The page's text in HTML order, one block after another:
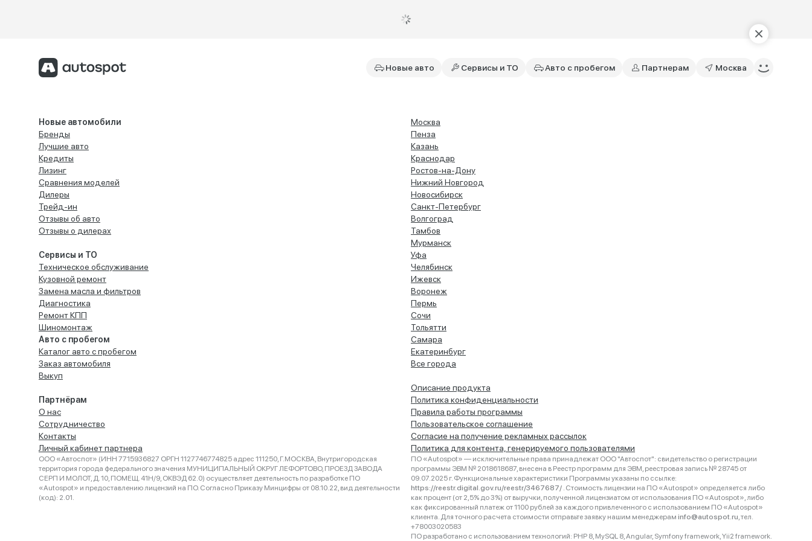
Новые авто Сервисы и ТО Авто с пробегом Партнерам Москва
Новые автомобили
Бренды
Лучшие авто
Кредиты
Лизинг
Сравнения моделей
Дилеры
Трейд-ин
Отзывы об авто
Отзывы о дилерах
Сервисы и ТО
Техническое обслуживание
Кузовной ремонт
Замена масла и фильтров
Диагностика
Ремонт КПП
Шиномонтаж
Авто с пробегом
Каталог авто с пробегом
Заказ автомобиля
Выкуп
Партнёрам
О нас
Сотрудничество
Контакты
Личный кабинет партнера
Москва
Пенза
Казань
Краснодар
Ростов-на-Дону
Нижний Новгород
Новосибирск
Санкт-Петербург
Волгоград
Тамбов
Мурманск
Уфа
Челябинск
Ижевск
Воронеж
Пермь
Сочи
Тольятти
Самара
Екатеринбург
Все города
Описание продукта
Политика конфиденциальности
Правила работы программы
Пользовательское соглашение
Согласие на получение рекламных рассылок
Политика для контента, генерируемого пользователями
ООО «Автоспот» (ИНН 7715936827 ОРГН 1127746774825 адрес 111250, Г.МОСКВА, Внутригородская
территория города федерального значения МУНИЦИПАЛЬНЫЙ ОКРУГ ЛЕФОРТОВО, ПРОЕЗД ЗАВОДА
СЕРП И МОЛОТ, Д. 10, ПОМЕЩ. 41Н/9, ОКВЭД 62.0) осуществляет деятельность по разработке ПО
«Autospot» и предоставлению лицензий на ПО. Согласно Приказу Минцифры от 08.10.22, вид деятельности
(код): 2.01.
ПО «Autospot» — исключительные права принадлежат ООО "Автоспот": свидетельство о регистрации
программы ЭВМ № 2018618687, внесена в Реестр программ для ЭВМ, реестровая запись № 28745 от
09.07.2025 г. Функциональные характеристики Программы указаны по ссылке:
https://reestr.digital.gov.ru/reestr/3467687/ . Стоимость лицензии на ПО «Autospot» определяется либо
как процент (от 2,5% до 3%) от выручки, полученной лицензиатом от использования ПО «Autospot», либо
как фиксированный платеж от 1100 рублей за каждого привлеченного с использованием ПО «Autospot»
клиента. Для точного расчета стоимости отправьте заявку нашим менеджерам info@autospot.ru, тел.
+78003020583
ПО разработано с использованием технологий: PHP 8, MySQL 8, Angular, Symfony framework, Yii2 framework.